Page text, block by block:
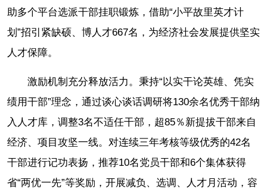
助多个平台选派干部挂职锻炼，借助“小平故里英才计
划”招引紧缺硕、博人才667名，为经济社会发展提供坚实
人才保障。
激励机制充分释放活力。秉持“以实干论英雄、凭实
绩用干部”理念，通过谈心谈话调研将130余名优秀干部纳
入人才库，调整3名不适任干部，超85％新提拔干部来自
经济、项目攻坚一线。对连续三年考核等级优秀的42名
干部进行记功表扬，推荐10名党员干部和6个集体获得
省“两优一先”等奖励，开展减负、选调、人才月活动，容